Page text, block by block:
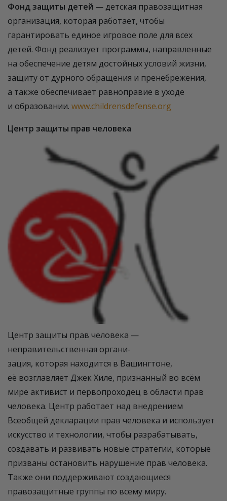
Фонд защиты детей — детская правозащитная
организация, которая работает, чтобы
гарантировать единое игровое поле для всех
детей. Фонд реализует программы, направленные
на обеспечение детям достойных условий жизни,
защиту от дурного обращения и пренебрежения,
а также обеспечивает равноправие в уходе
и образовании. www.childrensdefense.org
Центр защиты прав человека
Центр защиты прав человека —
неправительственная органи-
зация, которая находится в Вашингтоне,
её возглавляет Джек Хиле, признанный во всём
мире активист и первопроходец в области прав
человека. Центр работает над внедрением
Всеобщей декларации прав человека и использует
искусство и технологии, чтобы разрабатывать,
создавать и развивать новые стратегии, которые
призваны остановить нарушение прав человека.
Также они поддерживают создающиеся
правозащитные группы по всему миру.